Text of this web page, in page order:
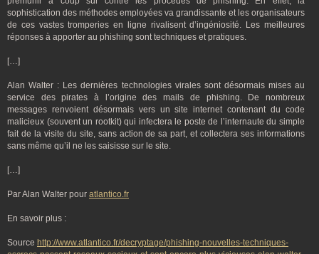
sophistication des méthodes employées va grandissante et les organisateurs
de ces vastes tromperies en ligne rivalisent d’ingéniosité. Les meilleures
réponses à apporter au phishing sont techniques et pratiques.
[…]
Alan Walter : Les dernières technologies virales sont désormais mises au
service des pirates à l’origine des mails de phishing. De nombreux
messages renvoient désormais vers un site internet contenant du code
malicieux (souvent un rootkit) qui infectera le poste de l’internaute du simple
fait de la visite du site, sans action de sa part, et collectera ses informations
sans même qu’il ne les saisisse sur le site.
[…]
Par Alan Walter pour atlantico.fr
En savoir plus :
Source http://www.atlantico.fr/decryptage/phishing-nouvelles-techniques-